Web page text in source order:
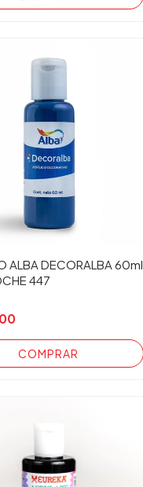
ALBA DECORALBA 60ml
447